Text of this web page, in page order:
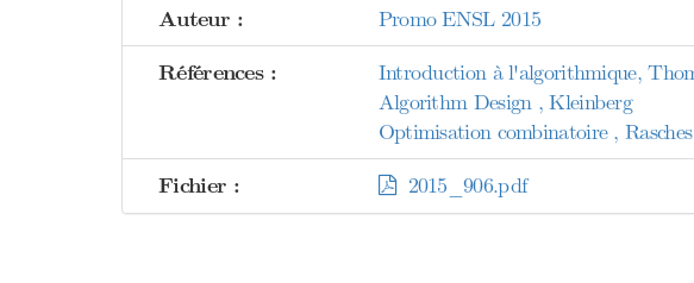
Auteur : Promo ENSL 2015
Références :
Introduction à l'algorithmique,
Algorithm Design , Kleinberg
Optimisation combinatoire , Rasches
Fichier : 2015_906.pdf